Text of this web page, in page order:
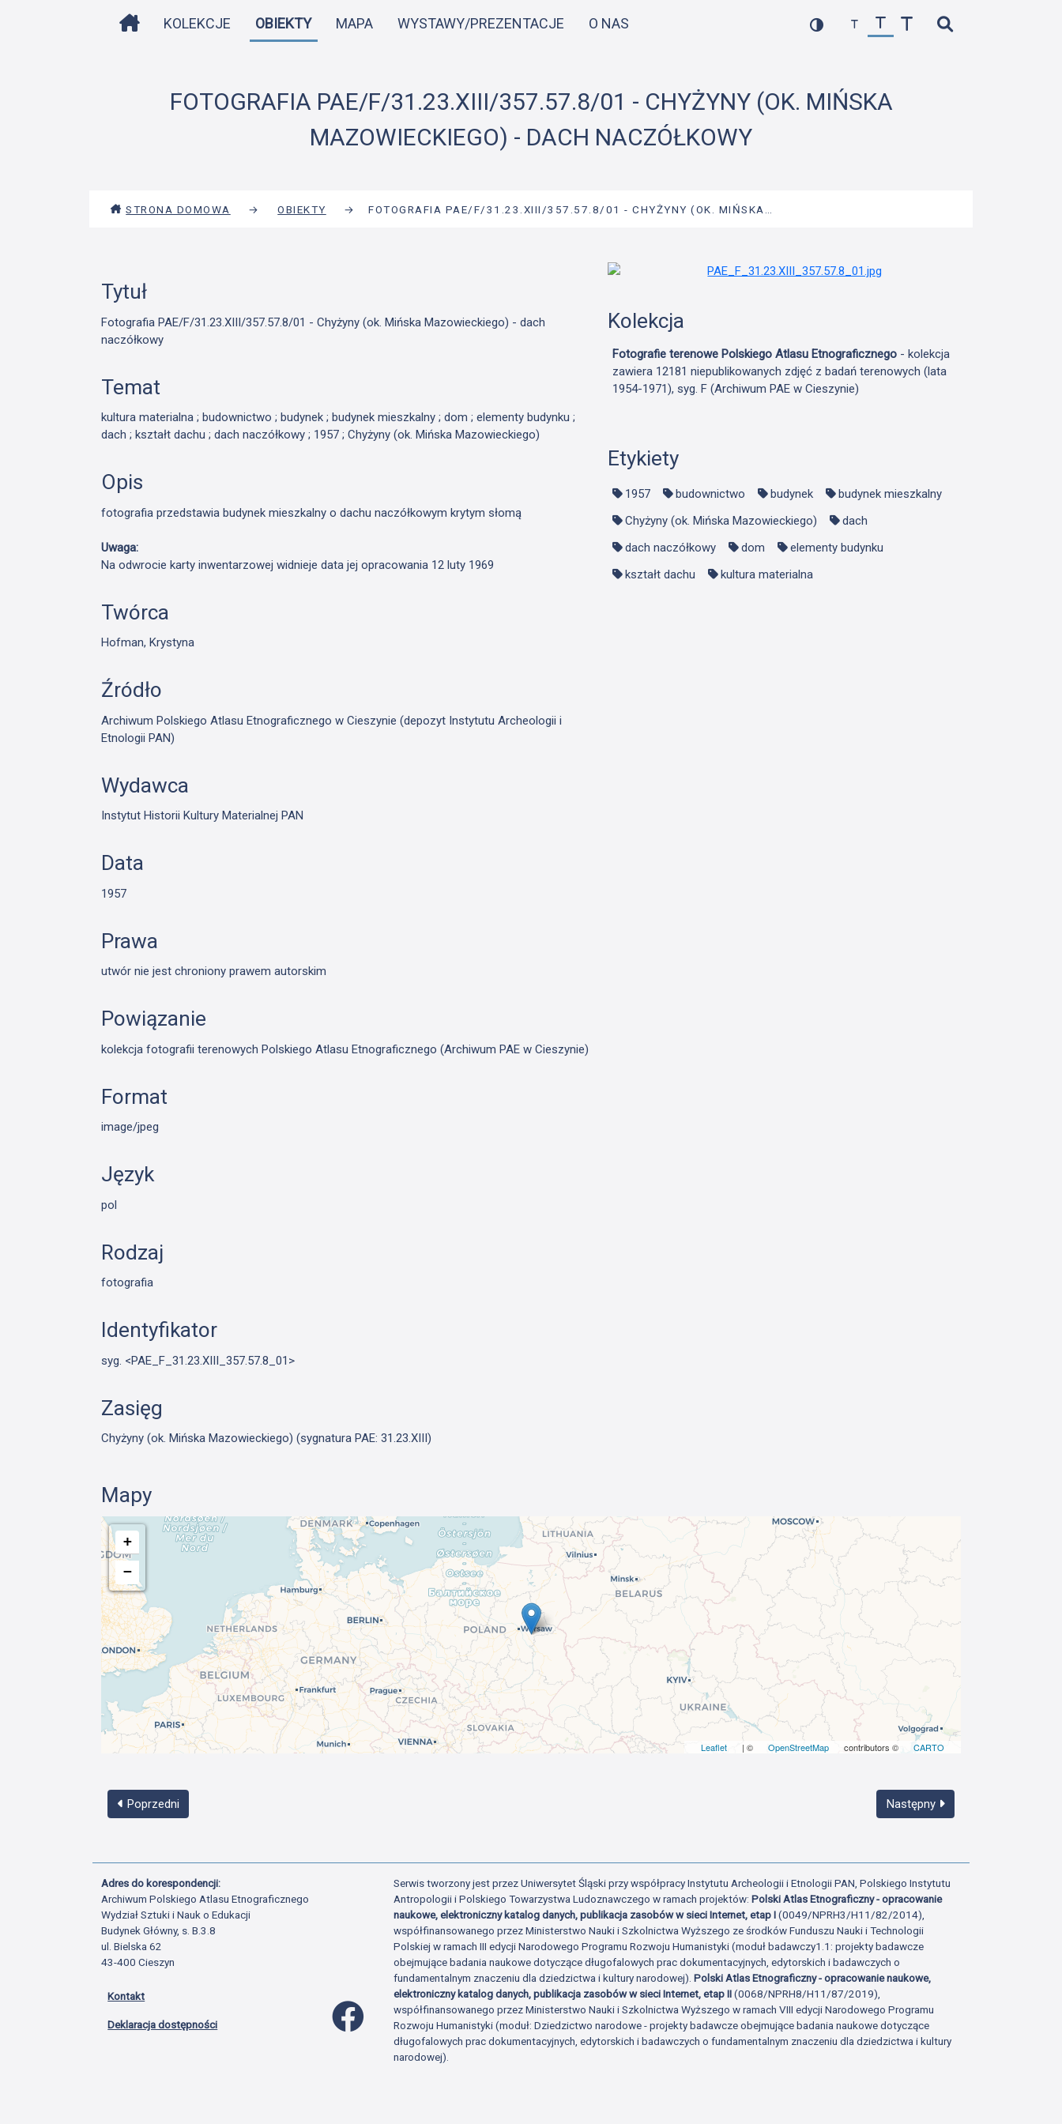
do
STRONA DOMOWA
KOLEKCJE OBIEKTY MAPA WYSTAWY/PREZENTACJE O NAS
FOTOGRAFIA PAE/F/31.23.XIII/357.57.8/01 - CHYŻYNY (OK. MIŃSKA
MAZOWIECKIEGO) - DACH NACZÓŁKOWY
STRONA DOMOWA → OBIEKTY → FOTOGRAFIA PAE/F/31.23.XIII/357.57.8/01 - CHYŻYNY (OK. MIŃSKA…
Tytuł
Fotografia PAE/F/31.23.XIII/357.57.8/01 - Chyżyny (ok. Mińska Mazowieckiego) - dach
naczółkowy
Temat
kultura materialna ; budownictwo ; budynek ; budynek mieszkalny ; dom ; elementy budynku ;
dach ; kształt dachu ; dach naczółkowy ; 1957 ; Chyżyny (ok. Mińska Mazowieckiego)
Opis
fotografia przedstawia budynek mieszkalny o dachu naczółkowym krytym słomą
Uwaga:
Na odwrocie karty inwentarzowej widnieje data jej opracowania 12 luty 1969
Twórca
Hofman, Krystyna
Źródło
Archiwum Polskiego Atlasu Etnograficznego w Cieszynie (depozyt Instytutu Archeologii i
Etnologii PAN)
Wydawca
Instytut Historii Kultury Materialnej PAN
Data
1957
Prawa
utwór nie jest chroniony prawem autorskim
Powiązanie
kolekcja fotografii terenowych Polskiego Atlasu Etnograficznego (Archiwum PAE w Cieszynie)
Format
image/jpeg
Język
pol
Rodzaj
fotografia
Identyfikator
syg. <PAE_F_31.23.XIII_357.57.8_01>
Zasięg
Chyżyny (ok. Mińska Mazowieckiego) (sygnatura PAE: 31.23.XIII)
Kolekcja
Fotografie terenowe Polskiego Atlasu Etnograficznego- kolekcja
zawiera 12181 niepublikowanych zdjęć z badań terenowych (lata
1954-1971), syg. F (Archiwum PAE w Cieszynie)
Etykiety
1957 budownictwo budynek
budynek mieszkalny
Chyżyny (ok. Mińska Mazowieckiego)
dach
dach naczółkowy
dom
elementy budynku
kształt dachu
kultura materialna
Mapy
+
−
Leaflet | © OpenStreetMap contributors © CARTO
Poprzedni Następny
Adres do korespondencji:
Archiwum Polskiego Atlasu Etnograficznego
Wydział Sztuki i Nauk o Edukacji
Budynek Główny, s. B.3.8
ul. Bielska 62
43-400 Cieszyn
Kontakt
Deklaracja dostępności
Profil Facebook
Serwis tworzony jest przez Uniwersytet Śląski przy współpracy Instytutu Archeologii i Etnologii PAN, Polskiego Instytutu
Antropologii i Polskiego Towarzystwa Ludoznawczego w ramach projektów:Polski Atlas Etnograficzny - opracowanie
naukowe, elektroniczny katalog danych, publikacja zasobów w sieci Internet, etap I(0049/NPRH3/H11/82/2014),
współfinansowanego przez Ministerstwo Nauki i Szkolnictwa Wyższego ze środków Funduszu Nauki i Technologii
Polskiej w ramach III edycji Narodowego Programu Rozwoju Humanistyki (moduł badawczy1.1: projekty badawcze
obejmujące badania naukowe dotyczące długofalowych prac dokumentacyjnych, edytorskich i badawczych o
fundamentalnym znaczeniu dla dziedzictwa i kultury narodowej).Polski Atlas Etnograficzny - opracowanie naukowe,
elektroniczny katalog danych, publikacja zasobów w sieci Internet, etap II(0068/NPRH8/H11/87/2019),
współfinansowanego przez Ministerstwo Nauki i Szkolnictwa Wyższego w ramach VIII edycji Narodowego Programu
Rozwoju Humanistyki (moduł: Dziedzictwo narodowe - projekty badawcze obejmujące badania naukowe dotyczące
długofalowych prac dokumentacyjnych, edytorskich i badawczych o fundamentalnym znaczeniu dla dziedzictwa i kultury
narodowej).